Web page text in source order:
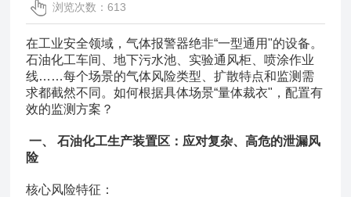
浏览次数：613
在工业安全领域，气体报警器绝非“一型通用"的设备。
石油化工车间、地下污水池、实验通风柜、喷涂作业
线……每个场景的气体风险类型、扩散特点和监测需
求都截然不同。如何根据具体场景“量体裁衣"，配置有
效的监测方案？
一、 石油化工生产装置区：应对复杂、高危的泄漏风
险
核心风险特征：